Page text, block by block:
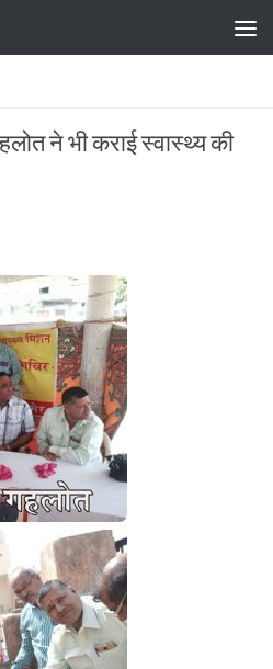
ने भी कराई स्वास्थ्य की